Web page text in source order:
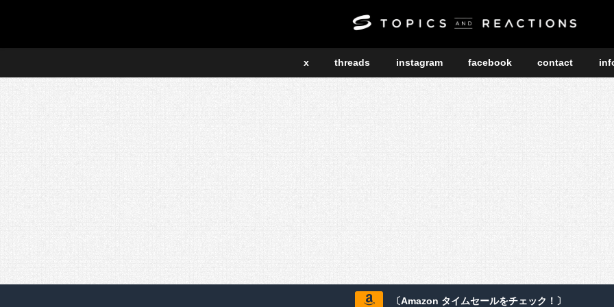
x threads instagram facebook contact
〔Amazon タイムセールをチェック！〕